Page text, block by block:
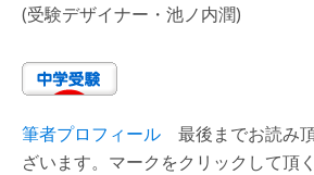
(受験デザイナー・池ノ内潤)
筆者プロフィール 最後までお読み
ざいます。マークをクリックして頂